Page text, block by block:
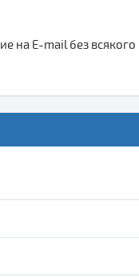
на E-mail без всякого